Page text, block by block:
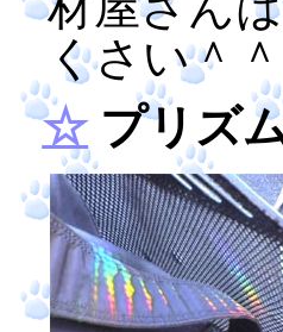
くさい＾
☆プリズ